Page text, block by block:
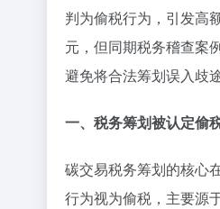
判为偷税行为，引发高
元，但同期税务稽查案
避免将合法筹划误入歧
一、税务筹划被认定偷
碳交易税务筹划的核心
行为视为偷税，主要源